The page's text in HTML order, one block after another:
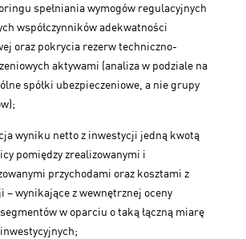
spełniania wymogów regulacyjnych
współczynników adekwatności
oraz pokrycia rezerw techniczno-
aktywami (analiza w podziale na
spółki ubezpieczeniowe, a nie grupy
wyniku netto z inwestycji jedną kwotą
pomiędzy zrealizowanymi i
przychodami oraz kosztami z
– wynikające z wewnętrznej oceny
w oparciu o taką łączną miarę